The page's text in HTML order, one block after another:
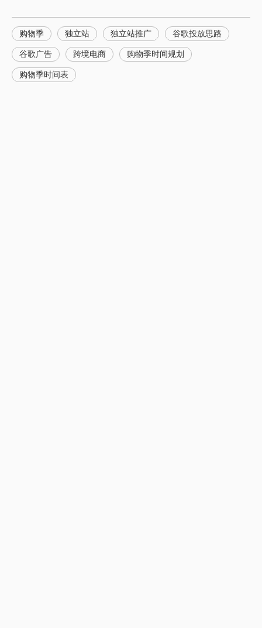
购物季 独立站 独立站推广 谷歌投放思路
谷歌广告 跨境电商 购物季时间规划
购物季时间表